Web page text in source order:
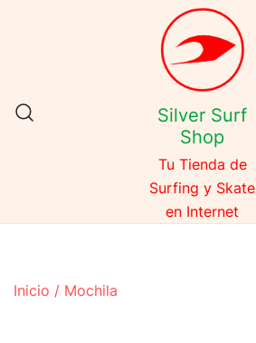
Silver Surf
Shop
Tu Tienda de
Surfing y Skate
en Internet
Inicio / Mochila